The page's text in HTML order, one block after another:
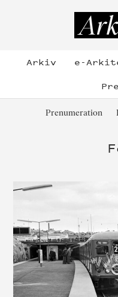
Arkiv e-
Prenumeration